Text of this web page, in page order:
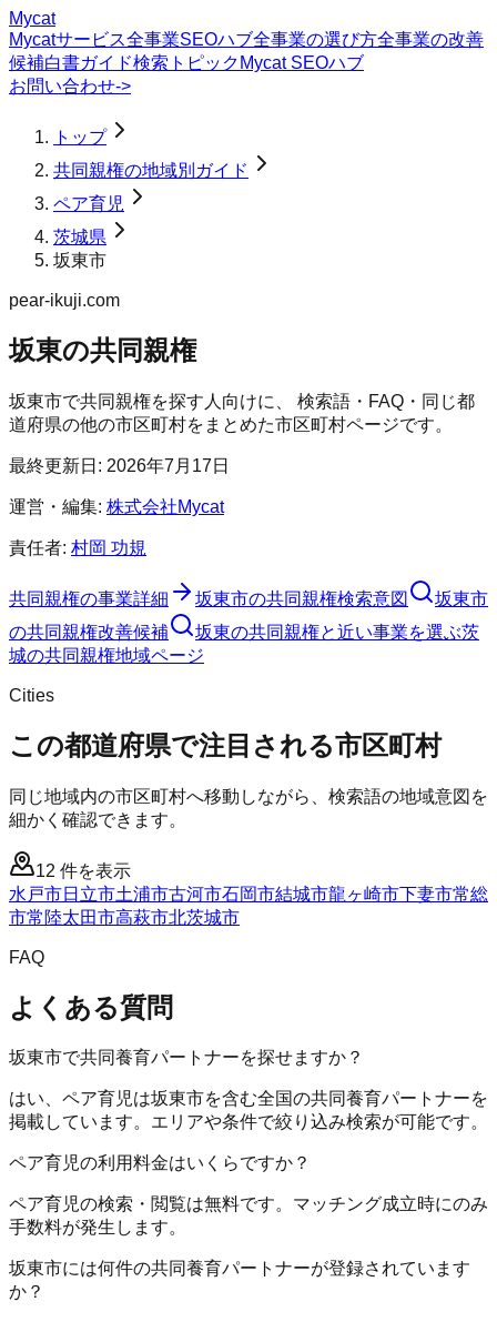
Mycat
Mycatサービス全事業SEOハブ全事業の選び方全事業の改善
候補白書ガイド検索トピック Mycat SEOハブ
お問い合わせ->
トップ
共同親権の地域別ガイド
ペア育児
茨城県
坂東市
pear-ikuji.com
坂東の共同親権
坂東市で共同親権を探す人向けに、 検索語・FAQ・同じ都
道府県の他の市区町村をまとめた市区町村ページです。
最終更新日: 2026年7月17日
運営・編集: 株式会社Mycat
責任者: 村岡 功規
共同親権の事業詳細 坂東市の共同親権検索意図
坂東市
の共同親権改善候補 坂東の共同親権と近い事業を選ぶ茨
城の共同親権地域ページ
Cities
この都道府県で注目される市区町村
同じ地域内の市区町村へ移動しながら、検索語の地域意図を
細かく確認できます。
12 件を表示
水戸市日立市土浦市古河市石岡市結城市龍ヶ崎市下妻市常総
市常陸太田市高萩市北茨城市
FAQ
よくある質問
坂東市で共同養育パートナーを探せますか？
はい、ペア育児は坂東市を含む全国の共同養育パートナーを
掲載しています。エリアや条件で絞り込み検索が可能です。
ペア育児の利用料金はいくらですか？
ペア育児の検索・閲覧は無料です。マッチング成立時にのみ
手数料が発生します。
坂東市には何件の共同養育パートナーが登録されています
か？